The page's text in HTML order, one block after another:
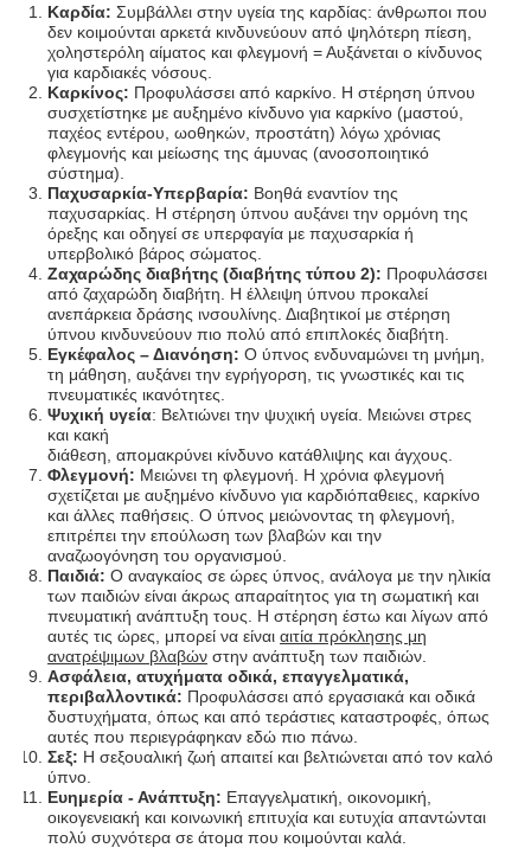
Καρδία: Συμβάλλει στην υγεία της καρδίας: άνθρωποι που
δεν κοιμούνται αρκετά κινδυνεύουν από ψηλότερη πίεση,
χοληστερόλη αίματος και φλεγμονή = Αυξάνεται ο κίνδυνος
για καρδιακές νόσους.
Καρκίνος: Προφυλάσσει από καρκίνο. Η στέρηση ύπνου
συσχετίστηκε με αυξημένο κίνδυνο για καρκίνο (μαστού,
παχέος εντέρου, ωοθηκών, προστάτη) λόγω χρόνιας
φλεγμονής και μείωσης της άμυνας (ανοσοποιητικό
σύστημα).
Παχυσαρκία-Υπερβαρία: Βοηθά εναντίον της
παχυσαρκίας. Η στέρηση ύπνου αυξάνει την ορμόνη της
όρεξης και οδηγεί σε υπερφαγία με παχυσαρκία ή
υπερβολικό βάρος σώματος.
Ζαχαρώδης διαβήτης (διαβήτης τύπου 2): Προφυλάσσει
από ζαχαρώδη διαβήτη. Η έλλειψη ύπνου προκαλεί
ανεπάρκεια δράσης ινσουλίνης. Διαβητικοί με στέρηση
ύπνου κινδυνεύουν πιο πολύ από επιπλοκές διαβήτη.
Εγκέφαλος – Διανόηση: Ο ύπνος ενδυναμώνει τη μνήμη,
τη μάθηση, αυξάνει την εγρήγορση, τις γνωστικές και τις
πνευματικές ικανότητες.
Ψυχική υγεία: Βελτιώνει την ψυχική υγεία. Μειώνει στρες
και κακή
διάθεση, απομακρύνει κίνδυνο κατάθλιψης και άγχους.
Φλεγμονή: Μειώνει τη φλεγμονή. Η χρόνια φλεγμονή
σχετίζεται με αυξημένο κίνδυνο για καρδιόπαθειες, καρκίνο
και άλλες παθήσεις. Ο ύπνος μειώνοντας τη φλεγμονή,
επιτρέπει την επούλωση των βλαβών και την
αναζωογόνηση του οργανισμού.
Παιδιά: Ο αναγκαίος σε ώρες ύπνος, ανάλογα με την ηλικία
των παιδιών είναι άκρως απαραίτητος για τη σωματική και
πνευματική ανάπτυξη τους. Η στέρηση έστω και λίγων από
αυτές τις ώρες, μπορεί να είναι αιτία πρόκλησης μη
ανατρέψιμων βλαβών στην ανάπτυξη των παιδιών.
Ασφάλεια, ατυχήματα οδικά, επαγγελματικά,
περιβαλλοντικά: Προφυλάσσει από εργασιακά και οδικά
δυστυχήματα, όπως και από τεράστιες καταστροφές, όπως
αυτές που περιεγράφηκαν εδώ πιο πάνω.
Σεξ: Η σεξουαλική ζωή απαιτεί και βελτιώνεται από τον καλό
ύπνο.
Ευημερία - Ανάπτυξη: Επαγγελματική, οικονομική,
οικογενειακή και κοινωνική επιτυχία και ευτυχία απαντώνται
πολύ συχνότερα σε άτομα που κοιμούνται καλά.